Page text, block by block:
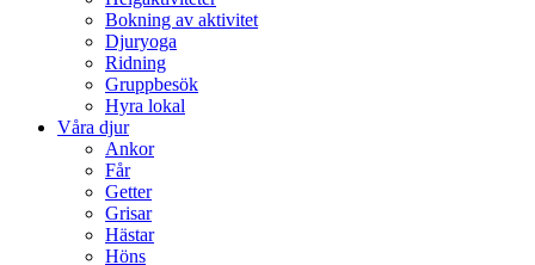
Bokning av aktivitet
Djuryoga
Ridning
Gruppbesök
Hyra lokal
Våra djur
Ankor
Får
Getter
Grisar
Hästar
Höns